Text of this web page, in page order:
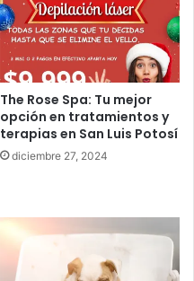
The Rose Spa: Tu mejor
opción en tratamientos y
terapias en San Luis Potosí
diciembre 27, 2024